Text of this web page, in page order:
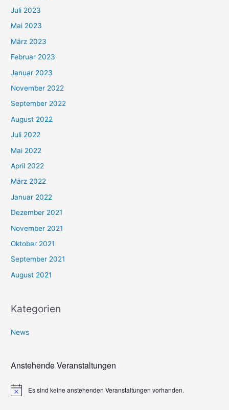
Juli 2023
Mai 2023
März 2023
Februar 2023
Januar 2023
November 2022
September 2022
August 2022
Juli 2022
Mai 2022
April 2022
März 2022
Januar 2022
Dezember 2021
November 2021
Oktober 2021
September 2021
August 2021
Kategorien
News
Anstehende Veranstaltungen
H
Es sind keine anstehenden Veranstaltungen vorhanden.